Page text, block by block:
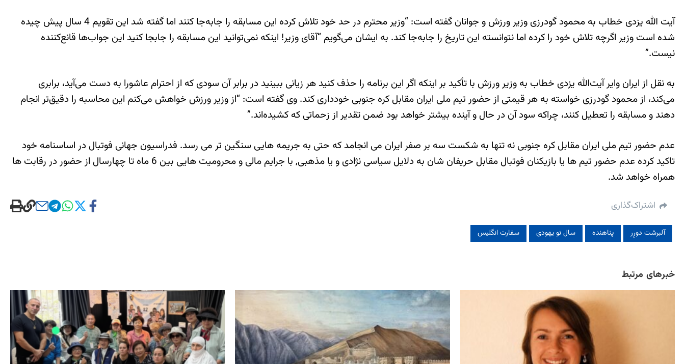
آیت الله یزدی خطاب به محمود گودرزی وزیر ورزش و جوانان گفته است: “وزیر محترم در حد خود تلاش کرده این مسابقه را جابه‌جا کنند اما گفته شد این تقویم 4 سال پیش چیده
شده است وزیر اگرچه تلاش خود را کرده اما نتوانسته این تاریخ را جابه‌جا کند. به ایشان می‌گویم “آقای وزیر! اینکه نمی‌توانید این مسابقه را جابجا کنید این جواب‌ها قانع‌کننده
نیست.”
به نقل از ایران وایر آیت‌الله یزدی خطاب به وزیر ورزش با تأکید بر اینکه اگر این برنامه را حذف کنید هر زیانی ببینید در برابر آن سودی که از احترام عاشورا به دست می‌آید، برابری
می‌کند، از محمود گودرزی خواسته به هر قیمتی از حضور تیم ملی ایران مقابل کره جنوبی خودداری کند. وی گفته است: “از وزیر ورزش خواهش می‌کنم این محاسبه را دقیق‌تر انجام
دهند و مسابقه را تعطیل کنند، چراکه سود آن در حال و آینده بیشتر خواهد بود ضمن تقدیر از زحماتی که کشیده‌اند.”
عدم حضور تیم ملی ایران مقابل کره جنوبی نه تنها به شکست سه بر صفر ایران می انجامد که حتی به جریمه هایی سنگین تر می رسد. فدراسیون جهانی فوتبال در اساسنامه خود
تاکید کرده عدم حضور تیم ها یا بازیکنان فوتبال مقابل حریفان شان به دلایل سیاسی نژادی و یا مذهبی, با جرایم مالی و محرومیت هایی بین 6 ماه تا چهارسال از حضور در رقابت ها
همراه خواهد شد.
اشتراک‌گذاری
آلبرشت دورِر پناهنده سال نو یهودی سفارت انگلیس
خبرهای مرتبط